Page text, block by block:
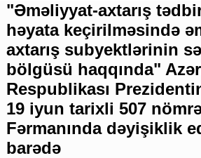
"Əməliyyat-axtarış
həyata keçirilməsində
axtarış subyektlərinin
bölgüsü haqqında"
Respublikası
19 iyun tarixli 507
Fərmanında dəyişiklik
barədə